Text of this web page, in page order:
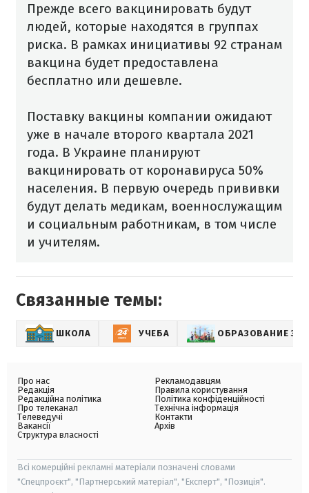
Прежде всего вакцинировать будут
людей, которые находятся в группах
риска. В рамках инициативы 92 странам
вакцина будет предоставлена ​​
бесплатно или дешевле.
Поставку вакцины компании ожидают
уже в начале второго квартала 2021
года. В Украине планируют
вакцинировать от коронавируса 50%
населения. В первую очередь прививки
будут делать медикам, военнослужащим
и социальным работникам, в том числе
и учителям.
Связанные темы:
ШКОЛА УЧЕБА ОБРАЗОВАНИЕ ЗА
Про нас
Редакція
Редакційна політика
Про телеканал
Телеведучі
Вакансії
Структура власності
Рекламодавцям
Правила користування
Політика конфіденційності
Технічна інформація
Контакти
Архів
Всі комерційні рекламні матеріали позначені словами
"Спецпроєкт", "Партнерський матеріал", "Експерт", "Позиція".